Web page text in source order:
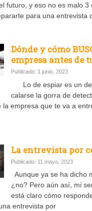
futuro, y eso no es malo 3
para una entrevista
Dónde y cómo
empresa antes de
Publicado: 1 junio, 2023
Lo de espiar es un
calarse la gorra de
la empresa que te va a
La entrevista por
Publicado: 11 mayo, 2023
Aunque ya se ha dicho
¿no? Pero aún así, mi
está claro cómo
entrevista por